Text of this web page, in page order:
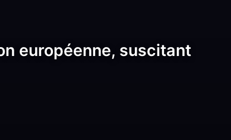
européenne, suscitant